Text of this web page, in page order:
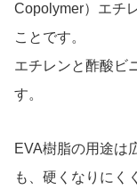
Copolymer）エチ
ことです。
エチレンと酢酸ビ
す。
EVA樹脂の用途は
も、硬くなりにく